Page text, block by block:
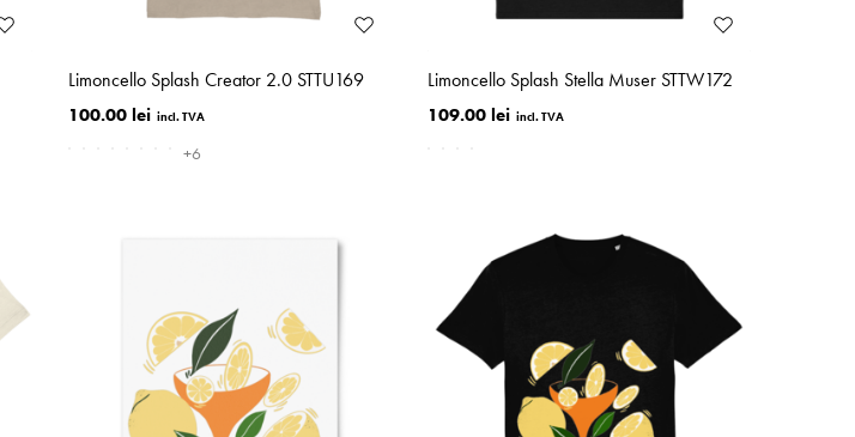
Limoncello Splash Creator 2.0 STTU169
100.00 lei
+6
Limoncello Splash Stella Muser STTW172
109.00 lei